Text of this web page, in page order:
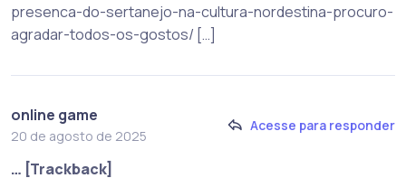
presenca-do-sertanejo-na-cultura-nordestina-procuro-
agradar-todos-os-gostos/ […]
online game
20 de agosto de 2025
Acesse para responder
… [Trackback]